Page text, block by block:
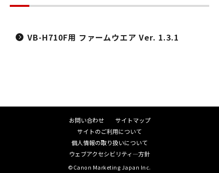
VB-H710F用 ファームウエア Ver. 1.3.1
お問い合わせ
サイトマップ
サイトのご利用について
個人情報の取り扱いについて
ウェブアクセシビリティ―方針
©Canon Marketing Japan Inc.